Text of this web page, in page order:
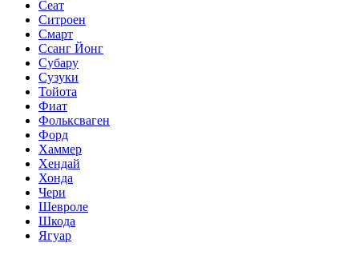
Сеат
Ситроен
Смарт
Ссанг Йонг
Субару
Сузуки
Тойота
Фиат
Фольксваген
Форд
Хаммер
Хендай
Хонда
Чери
Шевроле
Шкода
Ягуар